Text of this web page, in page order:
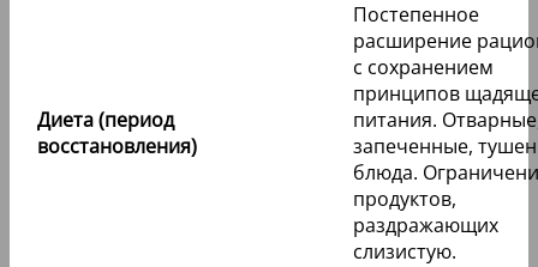
Диета (период
восстановления)
Постепенное
расширение
с сохранением
принципов
питания.
запеченные,
блюда.
продуктов,
раздражающих
слизистую.